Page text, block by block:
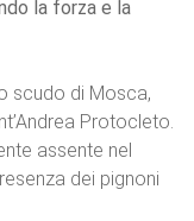
la forza e la
scudo di Mosca,
Protocleto.
assente nel
dei pignoni